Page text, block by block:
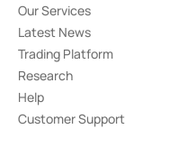
Our Services
Latest News
Trading Platform
Research
Help
Customer Support